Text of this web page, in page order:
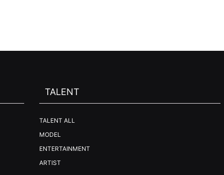
TALENT
TALENT ALL
MODEL
ENTERTAINMENT
ARTIST